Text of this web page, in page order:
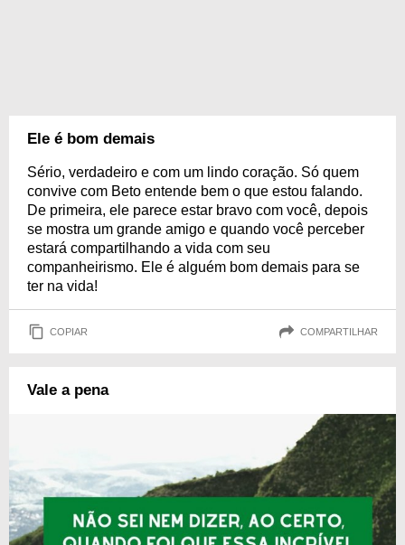
Ele é bom demais
Sério, verdadeiro e com um lindo coração. Só quem
convive com Beto entende bem o que estou falando.
De primeira, ele parece estar bravo com você, depois
se mostra um grande amigo e quando você perceber
estará compartilhando a vida com seu
companheirismo. Ele é alguém bom demais para se
ter na vida!
COPIAR COMPARTILHAR
Vale a pena